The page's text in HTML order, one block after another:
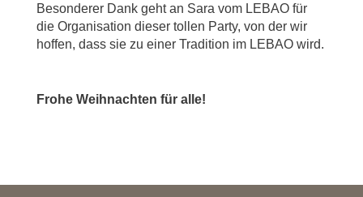
Besonderer Dank geht an Sara vom LEBAO für
die Organisation dieser tollen Party, von der wir
hoffen, dass sie zu einer Tradition im LEBAO wird.
Frohe Weihnachten für alle!